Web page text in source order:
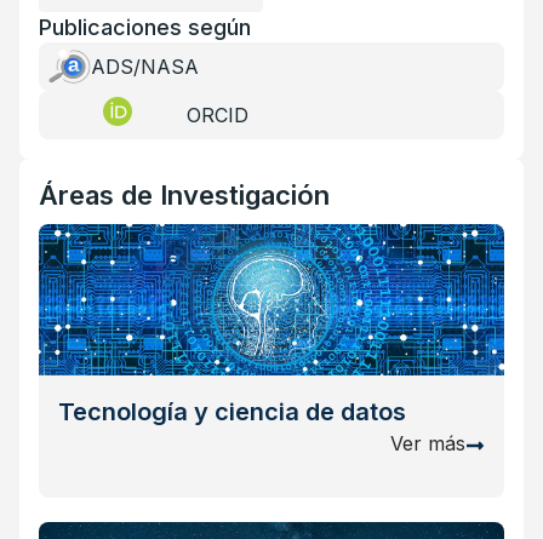
Publicaciones según
ADS/NASA
ORCID
Áreas de Investigación
Tecnología y ciencia de datos
Ver más